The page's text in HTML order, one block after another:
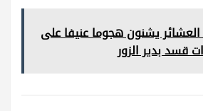
يشنون هجوما عنيفا على
قسد بدير الزور